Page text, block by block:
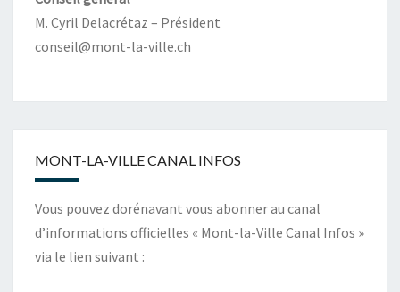
M. Cyril Delacrétaz – Président
conseil@mont-la-ville.ch
MONT-LA-VILLE CANAL INFOS
Vous pouvez dorénavant vous abonner au canal
d’informations officielles « Mont-la-Ville Canal Infos »
via le lien suivant :